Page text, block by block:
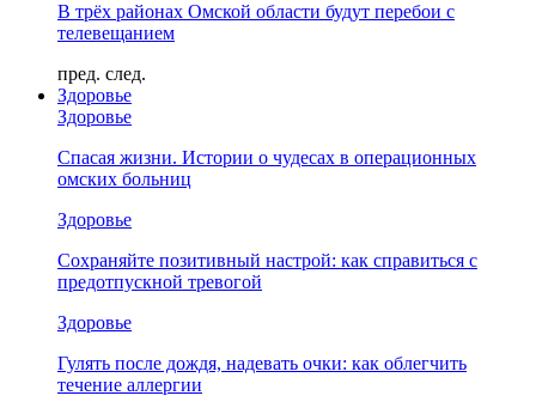
В трёх районах Омской области будут перебои с
телевещанием
пред. след.
Здоровье
Здоровье
Спасая жизни. Истории о чудесах в операционных
омских больниц
Здоровье
Сохраняйте позитивный настрой: как справиться с
предотпускной тревогой
Здоровье
Гулять после дождя, надевать очки: как облегчить
течение аллергии